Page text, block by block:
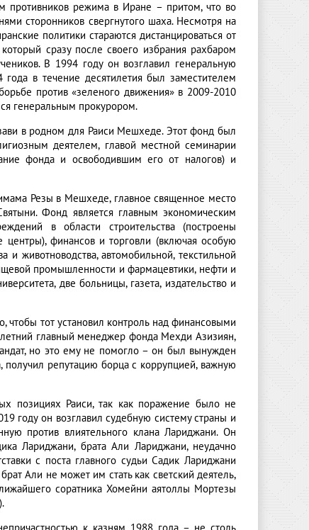
противников режима в Иране – притом, что во
сторонников свергнутого шаха. Несмотря на
политики стараются дистанцироваться от
сразу после своего избрания рахбаром
В 1994 году он возглавил генеральную
в течение десятилетия был заместителем
против «зеленого движения» в 2009-2010
генеральным прокурором.
в родном для Раиси Мешхеде. Этот фонд был
деятелем, главой местной семинарии
фонда и освободившим его от налогов) и
Резы в Мешхеде, главное священное место
Фонд является главным экономическим
в области строительства (построены
центры), финансов и торговли (включая особую
и животноводства, автомобильной, текстильной
промышленности и фармацевтики, нефти и
две больницы, газета, издательство и
чтобы тот установил контроль над финансовыми
главный менеджер фонда Мехди Азизиян,
но это ему не помогло – он был вынужден
получил репутацию борца с коррупцией, важную
позициях Раиси, так как поражение было не
году он возглавил судебную систему страны и
против влиятельного клана Лариджани. Он
Лариджани, брата Али Лариджани, неудачно
с поста главного судьи Садик Лариджани
Али не может им стать как светский деятель,
соратника Хомейни аятоллы Мортезы